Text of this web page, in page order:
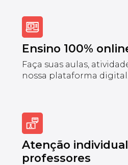
Ensino 100%
Faça suas aulas,
nossa plataforma digital.
Atenção
professores